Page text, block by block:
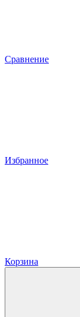
Сравнение
Избранное
Корзина